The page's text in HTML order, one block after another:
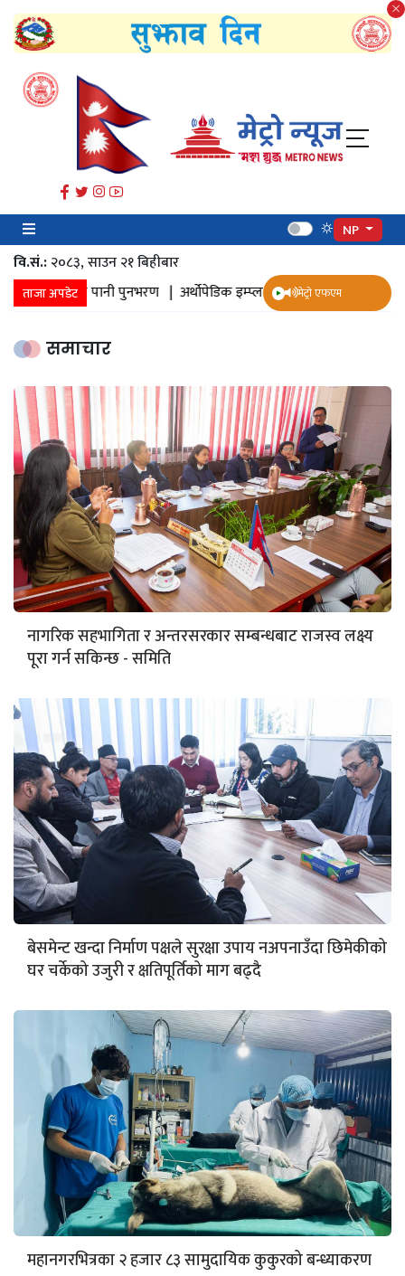
NP
वि.सं.:२०८३, साउन २१ बिहीबार
ताजा अपडेट
पानी पुनभरण |अर्थोपेडिक इम्प्लान्ट |ज्येष्ठ नागरिक स्वास्थ्य सर्वेक्षण |
मेट्रो एफएम
समाचार
नागरिक सहभागिता र अन्तरसरकार सम्बन्धबाट राजस्व लक्ष्य
पूरा गर्न सकिन्छ - समिति
बेसमेन्ट खन्दा निर्माण पक्षले सुरक्षा उपाय नअपनाउँदा छिमेकीको
घर चर्केको उजुरी र क्षतिपूर्तिको माग बढ्दै
महानगरभित्रका २ हजार ८३ सामुदायिक कुकुरको बन्ध्याकरण